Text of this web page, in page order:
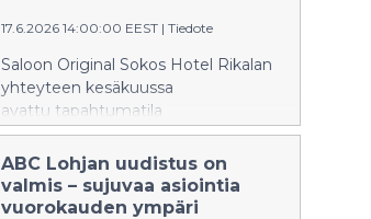
läntisellä Uudellamaalla. Tänäkään
vuonna artistikattaus ei petä, vaan
luvassa on jälleen Suomen
ykköstähtiä torstaista lauantaihin.
17.6.2026 14:00:00 EEST | Tiedote
Saloon Original Sokos Hotel Rikalan
yhteyteen kesäkuussa
avattu tapahtumatila
Rikala Events on yhdistelmä
ketteryyttä, helppoutta
ja viihtyisyyttä. Tilassa voi järjestää
tapahtumia pienistä perhejuhlista
ABC Lohjan uudistus on
valmis – sujuvaa asiointia
vuorokauden ympäri